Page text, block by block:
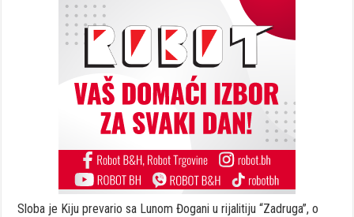
Sloba je Kiju prevario sa Lunom Đogani u rijalitiju “Zadruga”, o